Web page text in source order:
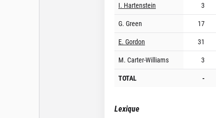
I. Hartenstein
3
G. Green
17
E. Gordon
31
M. Carter-Williams
3
TOTAL
-
Lexique